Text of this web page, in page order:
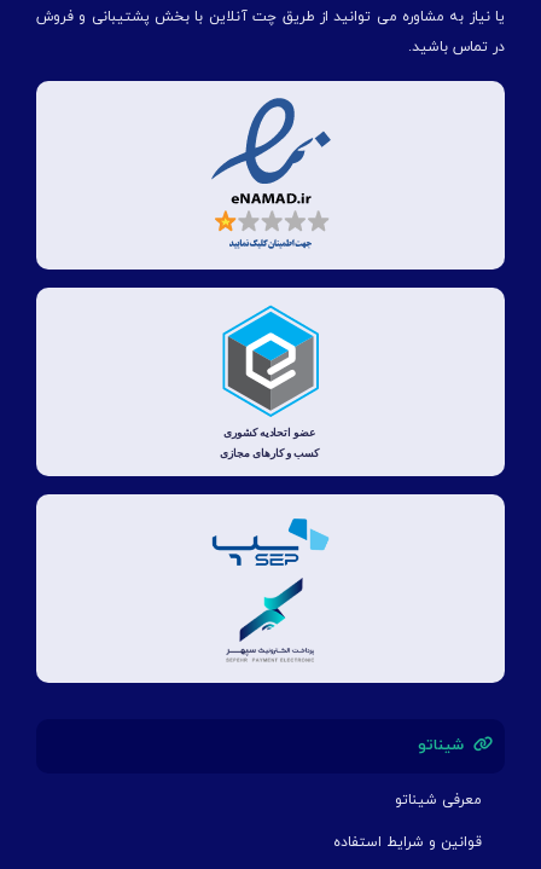
یا نیاز به مشاوره می توانید از طریق چت آنلاین با بخش پشتیبانی و فروش
در تماس باشید.
شیناتو
معرفی شیناتو
قوانین و شرایط استفاده